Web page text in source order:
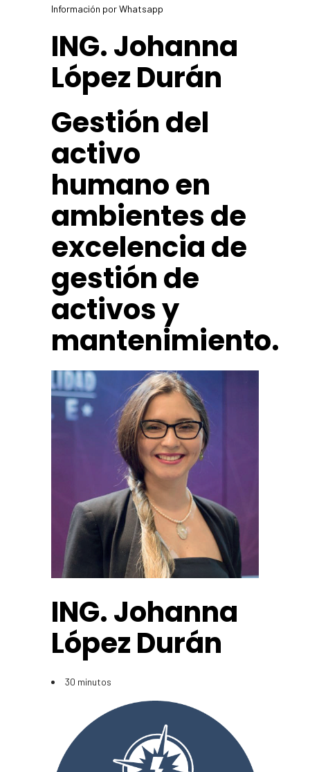
Información por Whatsapp
ING. Johanna
López Durán
Gestión del
activo
humano en
ambientes de
excelencia de
gestión de
activos y
mantenimiento.
ING. Johanna
López Durán
30 minutos